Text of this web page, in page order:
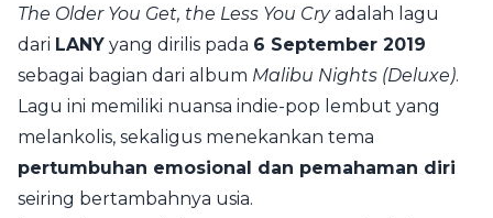
The Older You Get, the Less You Cryadalah lagu
dari LANY yang dirilis pada 6 September 2019
sebagai bagian dari album Malibu Nights (Deluxe).
Lagu ini memiliki nuansa indie-pop lembut yang
melankolis, sekaligus menekankan tema
pertumbuhan emosional dan pemahaman diri
seiring bertambahnya usia.